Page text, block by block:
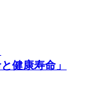
健康寿命」